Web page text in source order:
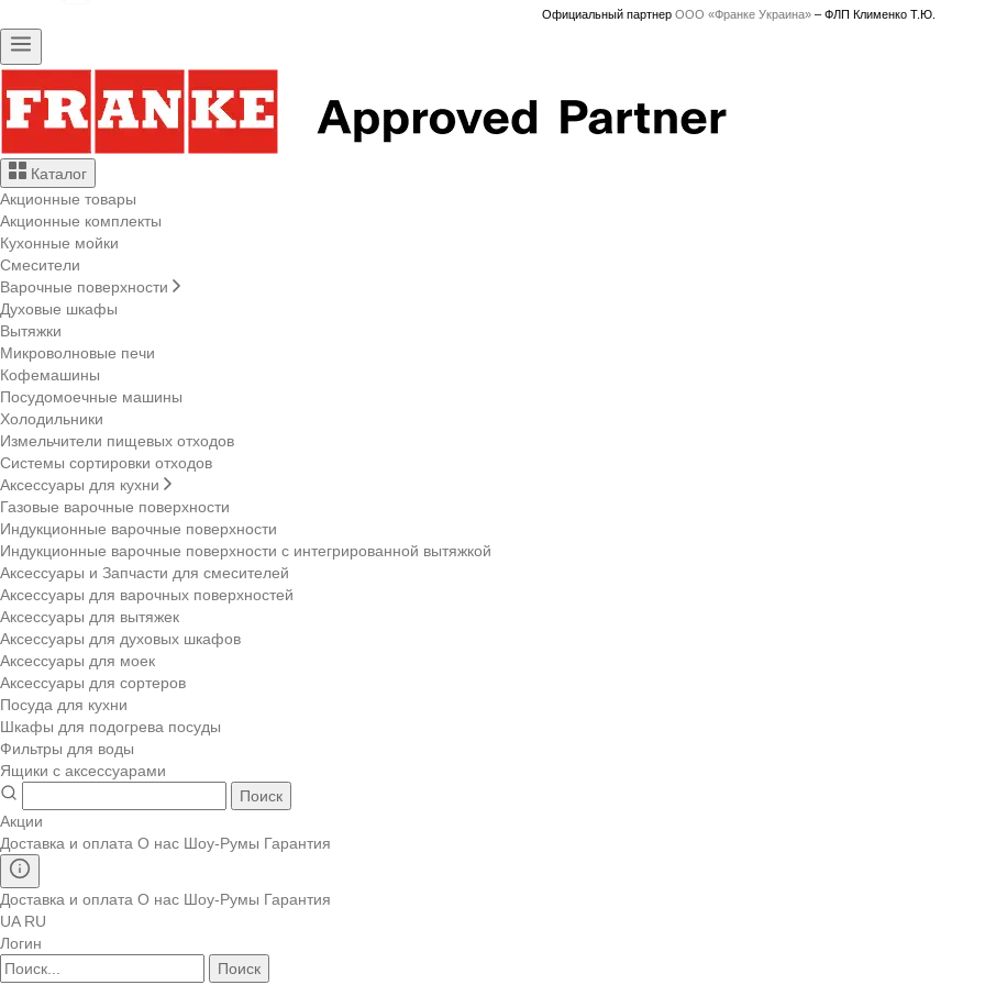
Официальный партнер ООО «Франке Украина» – ФЛП Клименко Т.Ю.
Каталог
Акционные товары
Акционные комплекты
Кухонные мойки
Смесители
Варочные поверхности
Духовые шкафы
Вытяжки
Микроволновые печи
Кофемашины
Посудомоечные машины
Холодильники
Измельчители пищевых отходов
Системы сортировки отходов
Аксессуары для кухни
Газовые варочные поверхности
Индукционные варочные поверхности
Индукционные варочные поверхности с интегрированной вытяжкой
Аксессуары и Запчасти для смесителей
Аксессуары для варочных поверхностей
Аксессуары для вытяжек
Аксессуары для духовых шкафов
Аксессуары для моек
Аксессуары для сортеров
Посуда для кухни
Шкафы для подогрева посуды
Фильтры для воды
Ящики с аксессуарами
Поиск
Акции
Доставка и оплата О нас Шоу-Румы Гарантия
Доставка и оплата О нас Шоу-Румы Гарантия
UA RU
Логин
Поиск